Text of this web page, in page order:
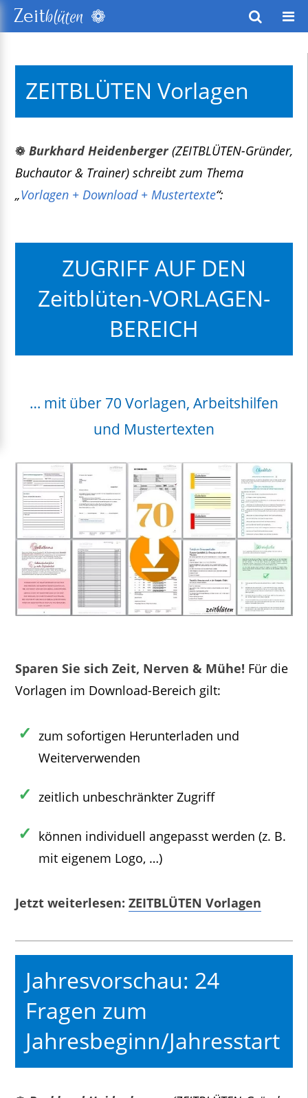
Zeitblüten ❁
ZEITBLÜTEN Vorlagen
❁ Burkhard Heidenberger(ZEITBLÜTEN-Gründer,
Buchautor & Trainer) schreibt zum Thema
„Vorlagen + Download + Mustertexte“:
ZUGRIFF AUF DEN
Zeitblüten-VORLAGEN-
BEREICH
… mit über 70 Vorlagen, Arbeitshilfen
und Mustertexten
Sparen Sie sich Zeit, Nerven & Mühe! Für die
Vorlagen im Download-Bereich gilt:
zum sofortigen Herunterladen und
Weiterverwenden
zeitlich unbeschränkter Zugriff
können individuell angepasst werden (z. B.
mit eigenem Logo, …)
Jetzt weiterlesen: ZEITBLÜTEN Vorlagen
Jahresvorschau: 24
Fragen zum
Jahresbeginn/Jahresstart